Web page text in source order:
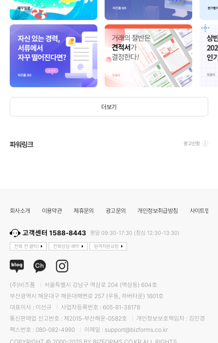
더보기
파워링크 광고신청
회사소개 이용약관 제휴문의 광고문의 개인정보취급방침 사이트맵
고객센터 1588-8443 평일 09:30-17:30 (점심 12:30-13:30)
전화 전 클릭! 전화상담 예약 원격지원요청
(주)비즈폼
서울특별시 강남구 역삼로 204 (역삼동) 604호
부산광역시 해운대구 해운대해변로 257 (우동, 하버타운) 1601호
대표이사 : 이선규
사업자등록번호 : 605-81-38178
통신판매업 신고번호 : 제2015-부산해운-0582호
개인정보보호책임자 : 김민경
팩스번호 : 080-082-4990
이메일 : support@bizforms.co.kr